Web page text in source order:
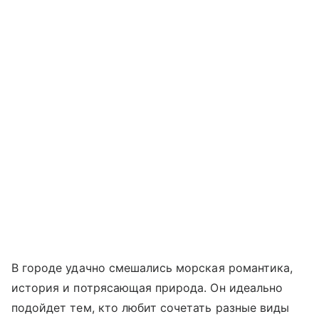
В городе удачно смешались морская романтика,
история и потрясающая природа. Он идеально
подойдет тем, кто любит сочетать разные виды